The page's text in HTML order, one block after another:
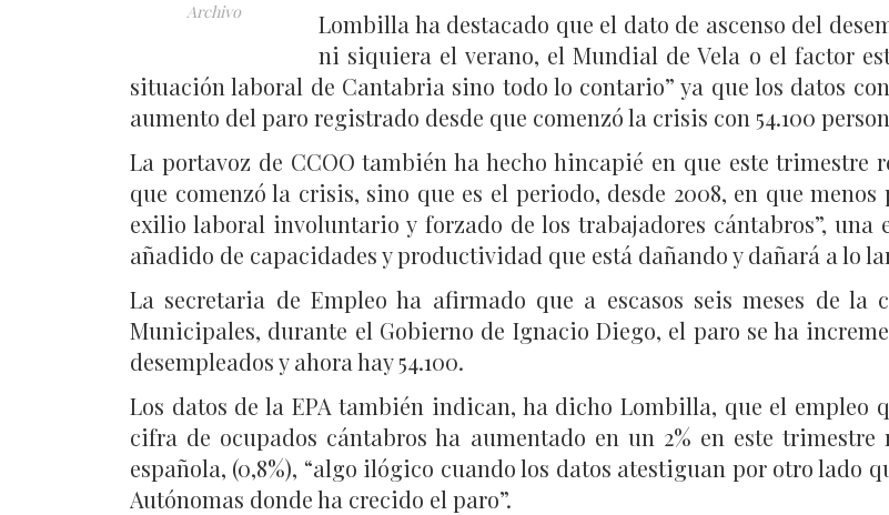
Archivo
Lombilla ha destacado que el dato de ascenso del
ni siquiera el verano, el Mundial de Vela o el factor
situación laboral de Cantabria sino todo lo contario” ya que los datos
aumento del paro registrado desde que comenzó la crisis con 54.100
La portavoz de CCOO también ha hecho hincapié en que este trimestre
que comenzó la crisis, sino que es el periodo, desde 2008, en que
exilio laboral involuntario y forzado de los trabajadores cántabros”,
añadido de capacidades y productividad que está dañando y dañará a lo
La secretaria de Empleo ha afirmado que a escasos seis meses de la
Municipales, durante el Gobierno de Ignacio Diego, el paro se ha
desempleados y ahora hay 54.100.
Los datos de la EPA también indican, ha dicho Lombilla, que el empleo
cifra de ocupados cántabros ha aumentado en un 2% en este
española, (0,8%), “algo ilógico cuando los datos atestiguan por otro lado
Autónomas donde ha crecido el paro”.